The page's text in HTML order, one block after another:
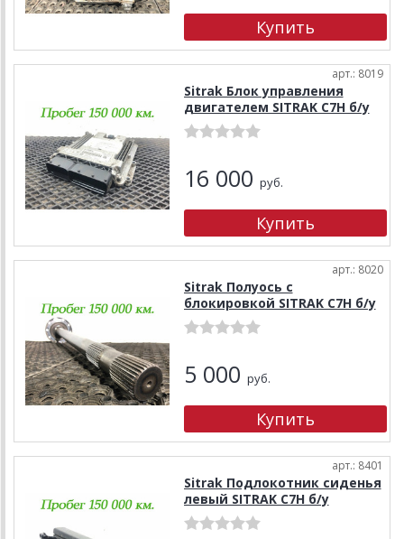
арт.: 8019
Sitrak Блок управления
двигателем SITRAK C7H б/у
16 000 руб.
арт.: 8020
Sitrak Полуось с
блокировкой SITRAK C7H б/у
5 000 руб.
арт.: 8401
Sitrak Подлокотник сиденья
левый SITRAK C7H б/у